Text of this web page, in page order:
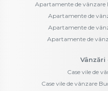
Apartamente de vânzare
Apartamente de
Apartamente de
Apartamente de
Vânzări
Case vile de
Case vile de vânzare